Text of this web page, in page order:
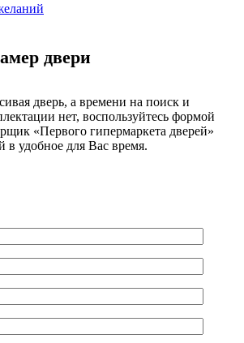
двери
дверь, а времени на поиск и
нет, воспользуйтесь формой
«Первого гипермаркета дверей»
в удобное для Вас время.